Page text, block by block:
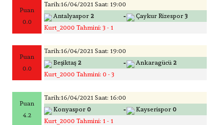
Puan
0.0
Tarih:16/04/2021 Saat: 19:00
Antalyaspor 2 - Çaykur Rizespor 3
Kurt_2000 Tahmini: 3 - 1
Puan
0.0
Tarih:16/04/2021 Saat: 19:00
Beşiktaş 2 - Ankaragücü 2
Kurt_2000 Tahmini: 0 - 3
Puan
4.2
Tarih:16/04/2021 Saat: 16:00
Konyaspor 0 - Kayserispor 0
Kurt_2000 Tahmini: 1 - 1